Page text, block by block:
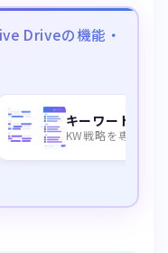
Driveの機能・
キーワード選定